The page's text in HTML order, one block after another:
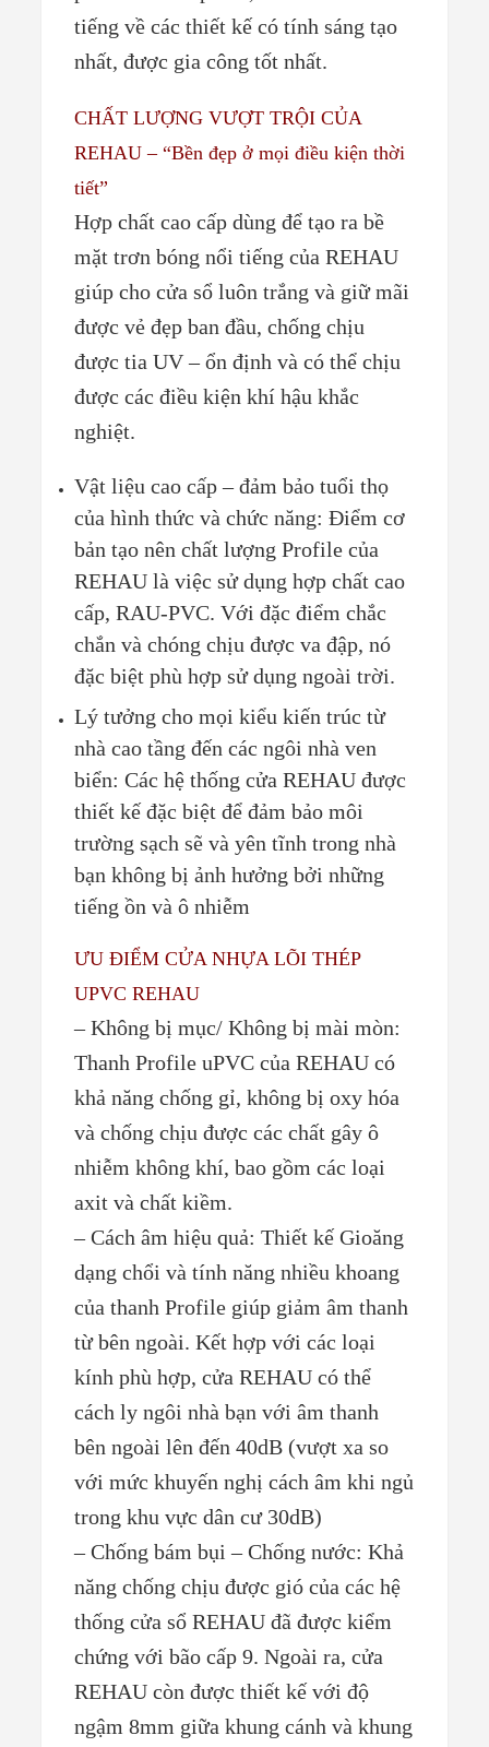
tiếng về các thiết kế có tính sáng tạo
nhất, được gia công tốt nhất.
CHẤT LƯỢNG VƯỢT TRỘI CỦA
REHAU – “Bền đẹp ở mọi điều kiện thời
tiết”
Hợp chất cao cấp dùng để tạo ra bề
mặt trơn bóng nổi tiếng của REHAU
giúp cho cửa sổ luôn trắng và giữ mãi
được vẻ đẹp ban đầu, chống chịu
được tia UV – ổn định và có thể chịu
được các điều kiện khí hậu khắc
nghiệt.
Vật liệu cao cấp – đảm bảo tuổi thọ
của hình thức và chức năng: Điểm cơ
bản tạo nên chất lượng Profile của
REHAU là việc sử dụng hợp chất cao
cấp, RAU-PVC. Với đặc điểm chắc
chắn và chóng chịu được va đập, nó
đặc biệt phù hợp sử dụng ngoài trời.
Lý tưởng cho mọi kiểu kiến trúc từ
nhà cao tầng đến các ngôi nhà ven
biển: Các hệ thống cửa REHAU được
thiết kế đặc biệt để đảm bảo môi
trường sạch sẽ và yên tĩnh trong nhà
bạn không bị ảnh hưởng bởi những
tiếng ồn và ô nhiễm
ƯU ĐIỂM CỬA NHỰA LÕI THÉP
UPVC REHAU
– Không bị mục/ Không bị mài mòn:
Thanh Profile uPVC của REHAU có
khả năng chống gỉ, không bị oxy hóa
và chống chịu được các chất gây ô
nhiễm không khí, bao gồm các loại
axit và chất kiềm.
– Cách âm hiệu quả: Thiết kế Gioăng
dạng chổi và tính năng nhiều khoang
của thanh Profile giúp giảm âm thanh
từ bên ngoài. Kết hợp với các loại
kính phù hợp, cửa REHAU có thể
cách ly ngôi nhà bạn với âm thanh
bên ngoài lên đến 40dB (vượt xa so
với mức khuyến nghị cách âm khi ngủ
trong khu vực dân cư 30dB)
– Chống bám bụi – Chống nước: Khả
năng chống chịu được gió của các hệ
thống cửa sổ REHAU đã được kiểm
chứng với bão cấp 9. Ngoài ra, cửa
REHAU còn được thiết kế với độ
ngậm 8mm giữa khung cánh và khung